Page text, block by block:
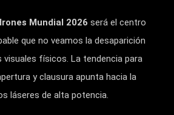
Mundial 2026 será el centro
que no veamos la desaparición
físicos. La tendencia para
y clausura apunta hacia la
láseres de alta potencia.